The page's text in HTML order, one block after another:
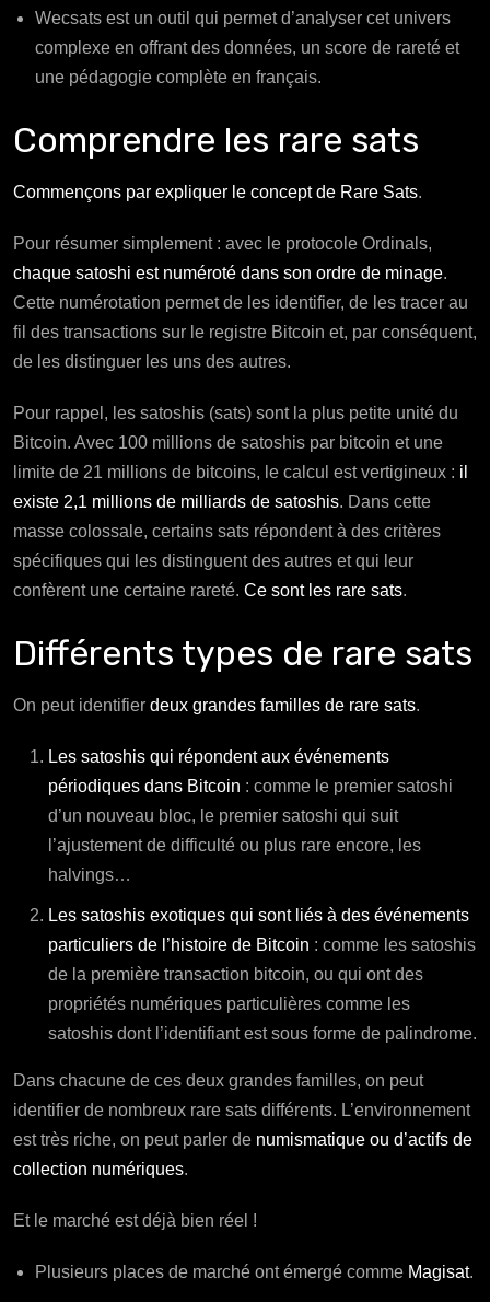
Wecsats est un outil qui permet d’analyser cet univers
complexe en offrant des données, un score de rareté et
une pédagogie complète en français.
Comprendre les rare sats
Commençons par expliquer le concept de Rare Sats.
Pour résumer simplement : avec le protocole Ordinals,
chaque satoshi est numéroté dans son ordre de minage.
Cette numérotation permet de les identifier, de les tracer au
fil des transactions sur le registre Bitcoin et, par conséquent,
de les distinguer les uns des autres.
Pour rappel, les satoshis (sats) sont la plus petite unité du
Bitcoin. Avec 100 millions de satoshis par bitcoin et une
limite de 21 millions de bitcoins, le calcul est vertigineux : il
existe 2,1 millions de milliards de satoshis. Dans cette
masse colossale, certains sats répondent à des critères
spécifiques qui les distinguent des autres et qui leur
confèrent une certaine rareté. Ce sont les rare sats.
Différents types de rare sats
On peut identifier deux grandes familles de rare sats.
Les satoshis qui répondent aux événements
périodiques dans Bitcoin : comme le premier satoshi
d’un nouveau bloc, le premier satoshi qui suit
l’ajustement de difficulté ou plus rare encore, les
halvings…
Les satoshis exotiques qui sont liés à des événements
particuliers de l’histoire de Bitcoin : comme les satoshis
de la première transaction bitcoin, ou qui ont des
propriétés numériques particulières comme les
satoshis dont l’identifiant est sous forme de palindrome.
Dans chacune de ces deux grandes familles, on peut
identifier de nombreux rare sats différents. L’environnement
est très riche, on peut parler de numismatique ou d’actifs de
collection numériques.
Et le marché est déjà bien réel !
Plusieurs places de marché ont émergé comme Magisat.